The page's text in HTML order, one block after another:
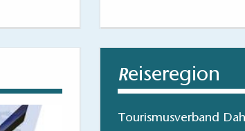
Reiseregion
Tourismusverband